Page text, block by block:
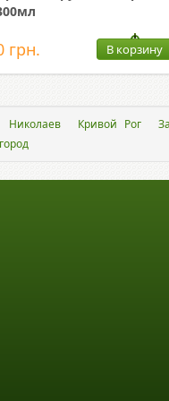
грн. В корзину
Николаев Кривой Рог